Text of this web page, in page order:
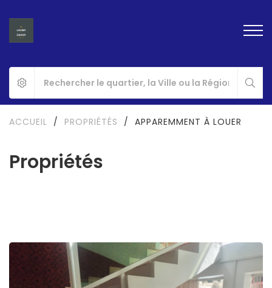
Propriétés
ACCUEIL / PROPRIÉTÉS / APPAREMMENT À LOUER